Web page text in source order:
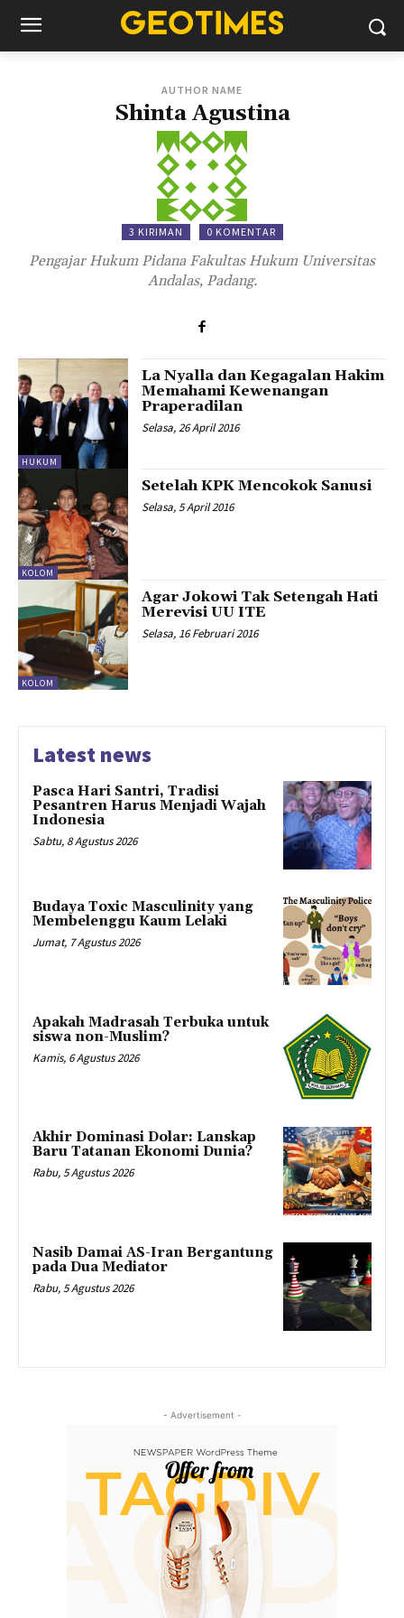
AUTHOR NAME
Shinta Agustina
3 KIRIMAN 0 KOMENTAR
Pengajar Hukum Pidana Fakultas Hukum Universitas
Andalas, Padang.
HUKUM
La Nyalla dan Kegagalan Hakim
Memahami Kewenangan
Praperadilan
Selasa, 26 April 2016
KOLOM
Setelah KPK Mencokok Sanusi
Selasa, 5 April 2016
KOLOM
Agar Jokowi Tak Setengah Hati
Merevisi UU ITE
Selasa, 16 Februari 2016
Latest news
Pasca Hari Santri, Tradisi
Pesantren Harus Menjadi Wajah
Indonesia
Sabtu, 8 Agustus 2026
Budaya Toxic Masculinity yang
Membelenggu Kaum Lelaki
Jumat, 7 Agustus 2026
Apakah Madrasah Terbuka untuk
siswa non-Muslim?
Kamis, 6 Agustus 2026
Akhir Dominasi Dolar: Lanskap
Baru Tatanan Ekonomi Dunia?
Rabu, 5 Agustus 2026
Nasib Damai AS-Iran Bergantung
pada Dua Mediator
Rabu, 5 Agustus 2026
- Advertisement -